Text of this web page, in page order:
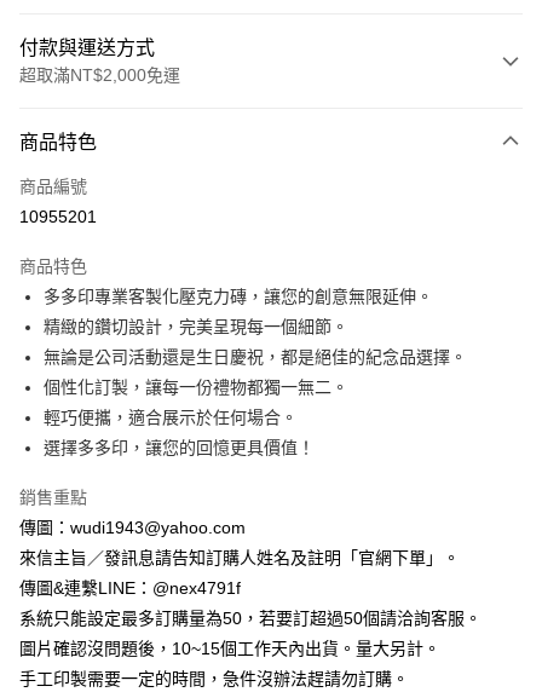
付款與運送方式
超取滿NT$2,000免運
信用卡一次付款
超商取貨付款
Apple Pay
街口支付
悠遊付
全盈+PAY
相關說明
【關於「AFTEE先享後付」】
AFTEE先享後付是「在收到商品之後才付款」的支付方式。 讓您購物簡單
便利好安心！
１．簡單：不需註冊會員、不需綁卡、不需儲值。
２．便利：只要手機號碼，簡訊認證，即可結帳。
【「AFTEE先享後付」結帳流程】
運送方式
全家付款取貨
每筆NT$65，滿NT$2,000(含以上)免運費
付款後全家取貨
商品特色
商品編號
10955201
商品特色
多多印專業客製化壓克力磚，讓您的創意無限延伸。
精緻的鑽切設計，完美呈現每一個細節。
無論是公司活動還是生日慶祝，都是絕佳的紀念品選擇。
個性化訂製，讓每一份禮物都獨一無二。
輕巧便攜，適合展示於任何場合。
選擇多多印，讓您的回憶更具價值！
銷售重點
傳圖：wudi1943@yahoo.com
來信主旨／發訊息請告知訂購人姓名及註明「官網下單」。
傳圖&連繫LINE：@nex4791f
系統只能設定最多訂購量為50，若要訂超過50個請洽詢客服。
圖片確認沒問題後，10~15個工作天內出貨。量大另計。
手工印製需要一定的時間，急件沒辦法趕請勿訂購。